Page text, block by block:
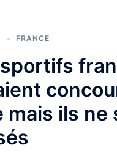
FRANCE
mais ils ne